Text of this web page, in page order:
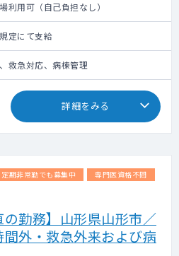
利用可（自己負担なし）
定にて支給
救急対応、病棟管理
詳細をみる
定期非常勤でも募集中
専門医資格不問
の勤務】山形県山形市／
外・救急外来および病